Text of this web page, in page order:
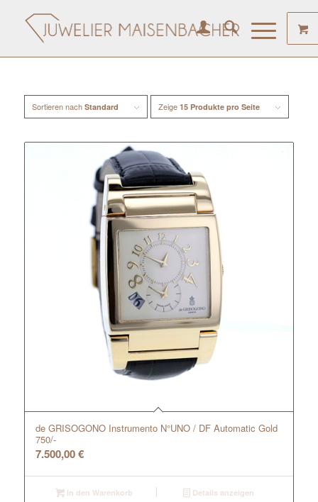
Sortieren nach Standard Zeige 15 Produkte pro Seite
de GRISOGONO Instrumento N°UNO / DF Automatic Gold
750/-
7.500,00€
In den Warenkorb Details anzeigen